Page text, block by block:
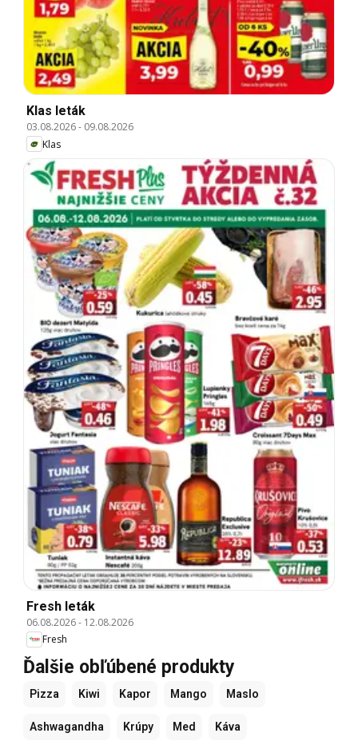
Klas leták
03.08.2026- 09.08.2026
Klas
Fresh leták
06.08.2026- 12.08.2026
Fresh
Ďalšie obľúbené produkty
Pizza Kiwi Kapor Mango Maslo
Ashwagandha Krúpy Med Káva